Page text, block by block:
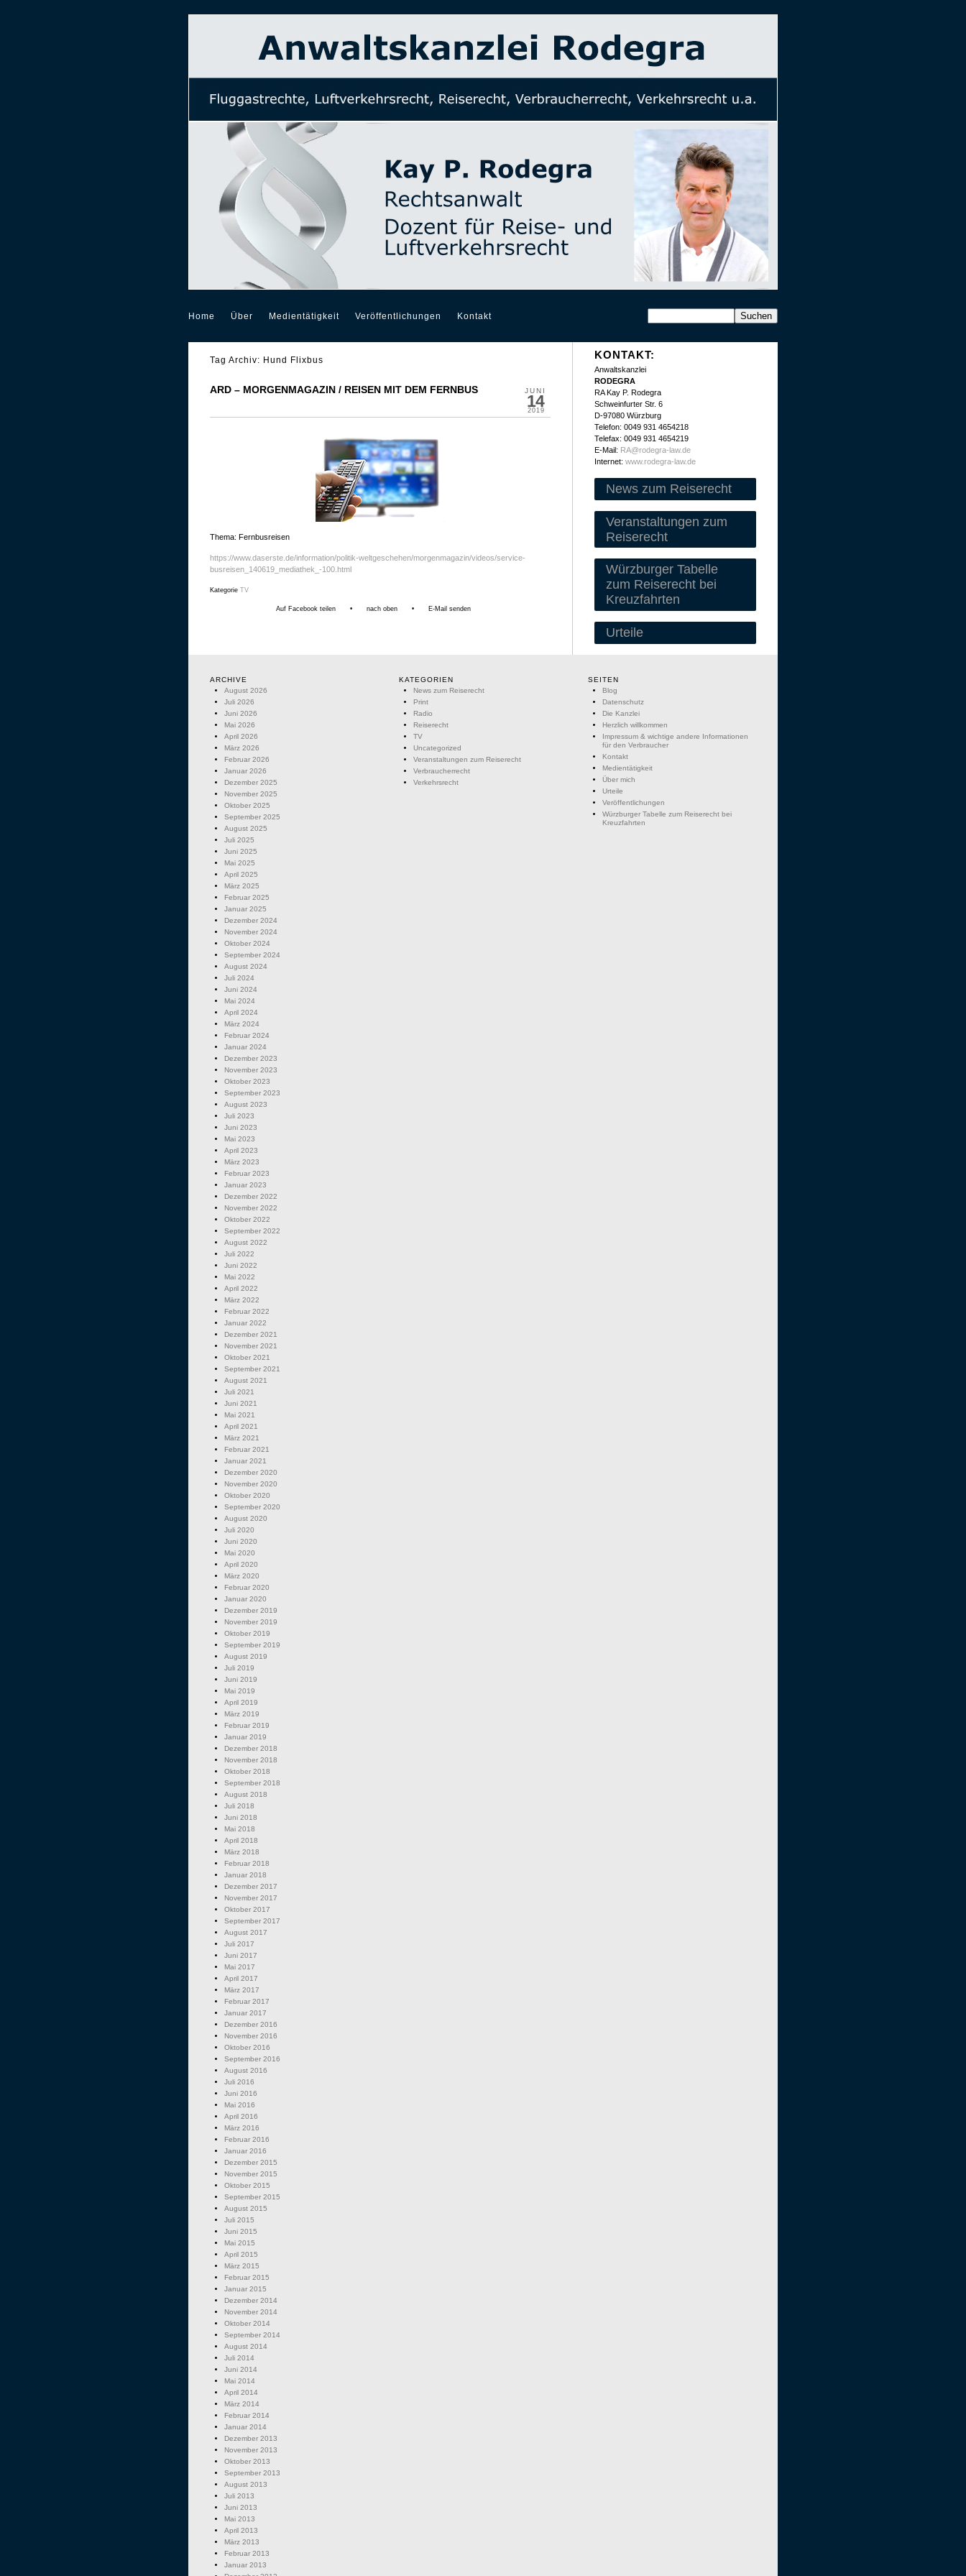
Home Über Medientätigkeit Veröffentlichungen Kontakt
Tag Archiv: Hund Flixbus
JUNI
14
2019
ARD – MORGENMAGAZIN / REISEN MIT DEM FERNBUS
Thema: Fernbusreisen
https://www.daserste.de/information/politik-weltgeschehen/morgenmagazin/videos/service-
busreisen_140619_mediathek_-100.html
Kategorie TV
Auf Facebook teilen • nach oben • E-Mail senden
KONTAKT:
Anwaltskanzlei
RODEGRA
RA Kay P. Rodegra
Schweinfurter Str. 6
D-97080 Würzburg
Telefon: 0049 931 4654218
Telefax: 0049 931 4654219
E-Mail: RA@rodegra-law.de
Internet: www.rodegra-law.de
News zum Reiserecht
Veranstaltungen zum
Reiserecht
Würzburger Tabelle
zum Reiserecht bei
Kreuzfahrten
Urteile
ARCHIVE
August 2026
Juli 2026
Juni 2026
Mai 2026
April 2026
März 2026
Februar 2026
Januar 2026
Dezember 2025
November 2025
Oktober 2025
September 2025
August 2025
Juli 2025
Juni 2025
Mai 2025
April 2025
März 2025
Februar 2025
Januar 2025
Dezember 2024
November 2024
Oktober 2024
September 2024
August 2024
Juli 2024
Juni 2024
Mai 2024
April 2024
März 2024
Februar 2024
Januar 2024
Dezember 2023
November 2023
Oktober 2023
September 2023
August 2023
Juli 2023
Juni 2023
Mai 2023
April 2023
März 2023
Februar 2023
Januar 2023
Dezember 2022
November 2022
Oktober 2022
September 2022
August 2022
Juli 2022
Juni 2022
Mai 2022
April 2022
März 2022
Februar 2022
Januar 2022
Dezember 2021
November 2021
Oktober 2021
September 2021
August 2021
Juli 2021
Juni 2021
Mai 2021
April 2021
März 2021
Februar 2021
Januar 2021
Dezember 2020
November 2020
Oktober 2020
September 2020
August 2020
Juli 2020
Juni 2020
Mai 2020
April 2020
März 2020
Februar 2020
Januar 2020
Dezember 2019
November 2019
Oktober 2019
September 2019
August 2019
Juli 2019
Juni 2019
Mai 2019
April 2019
März 2019
Februar 2019
Januar 2019
Dezember 2018
November 2018
Oktober 2018
September 2018
August 2018
Juli 2018
Juni 2018
Mai 2018
April 2018
März 2018
Februar 2018
Januar 2018
Dezember 2017
November 2017
Oktober 2017
September 2017
August 2017
Juli 2017
Juni 2017
Mai 2017
April 2017
März 2017
Februar 2017
Januar 2017
Dezember 2016
November 2016
Oktober 2016
September 2016
August 2016
Juli 2016
Juni 2016
Mai 2016
April 2016
März 2016
Februar 2016
Januar 2016
Dezember 2015
November 2015
Oktober 2015
September 2015
August 2015
Juli 2015
Juni 2015
Mai 2015
April 2015
März 2015
Februar 2015
Januar 2015
Dezember 2014
November 2014
Oktober 2014
September 2014
August 2014
Juli 2014
Juni 2014
Mai 2014
April 2014
März 2014
Februar 2014
Januar 2014
Dezember 2013
November 2013
Oktober 2013
September 2013
August 2013
Juli 2013
Juni 2013
Mai 2013
April 2013
März 2013
Februar 2013
Januar 2013
KATEGORIEN
News zum Reiserecht
Print
Radio
Reiserecht
TV
Uncategorized
Veranstaltungen zum Reiserecht
Verbraucherrecht
Verkehrsrecht
SEITEN
Blog
Datenschutz
Die Kanzlei
Herzlich willkommen
Impressum & wichtige andere Informationen
für den Verbraucher
Kontakt
Medientätigkeit
Über mich
Urteile
Veröffentlichungen
Würzburger Tabelle zum Reiserecht bei
Kreuzfahrten